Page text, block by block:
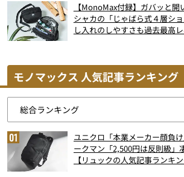
【MonoMax付録】ガバッと開
シャカの「じゃばら式４層シ
し入れのしやすさも過去最高
モノマックス 人気記事ランキング
ユニクロ「本業メーカー顔負
ークマン「2,500円は反則級
【リュックの人気記事ランキ